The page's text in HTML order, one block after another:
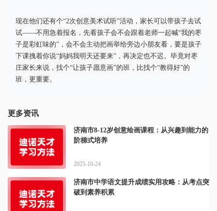
现在他们还有个“2次创意美术试听”活动，家长可以带孩子去试
试——不用急着报名，先看孩子会不会跟着老师一起喊“我的枣
子是彩虹味的”，会不会主动把画举给旁边小朋友看，要是孩子
下课拽着你说“妈妈我明天还要来”，再决定也不迟。毕竟对枣
庄家长来说，找个“让孩子愿意画”的班，比找个“教得好”的
班，更重要。
更多资讯
济南市8-12岁创意绘画课程：从兴趣到能力的
阶梯式培养
2025-10-24
济南市中学语文提升成绩实用攻略：从考点突
破到素养积累